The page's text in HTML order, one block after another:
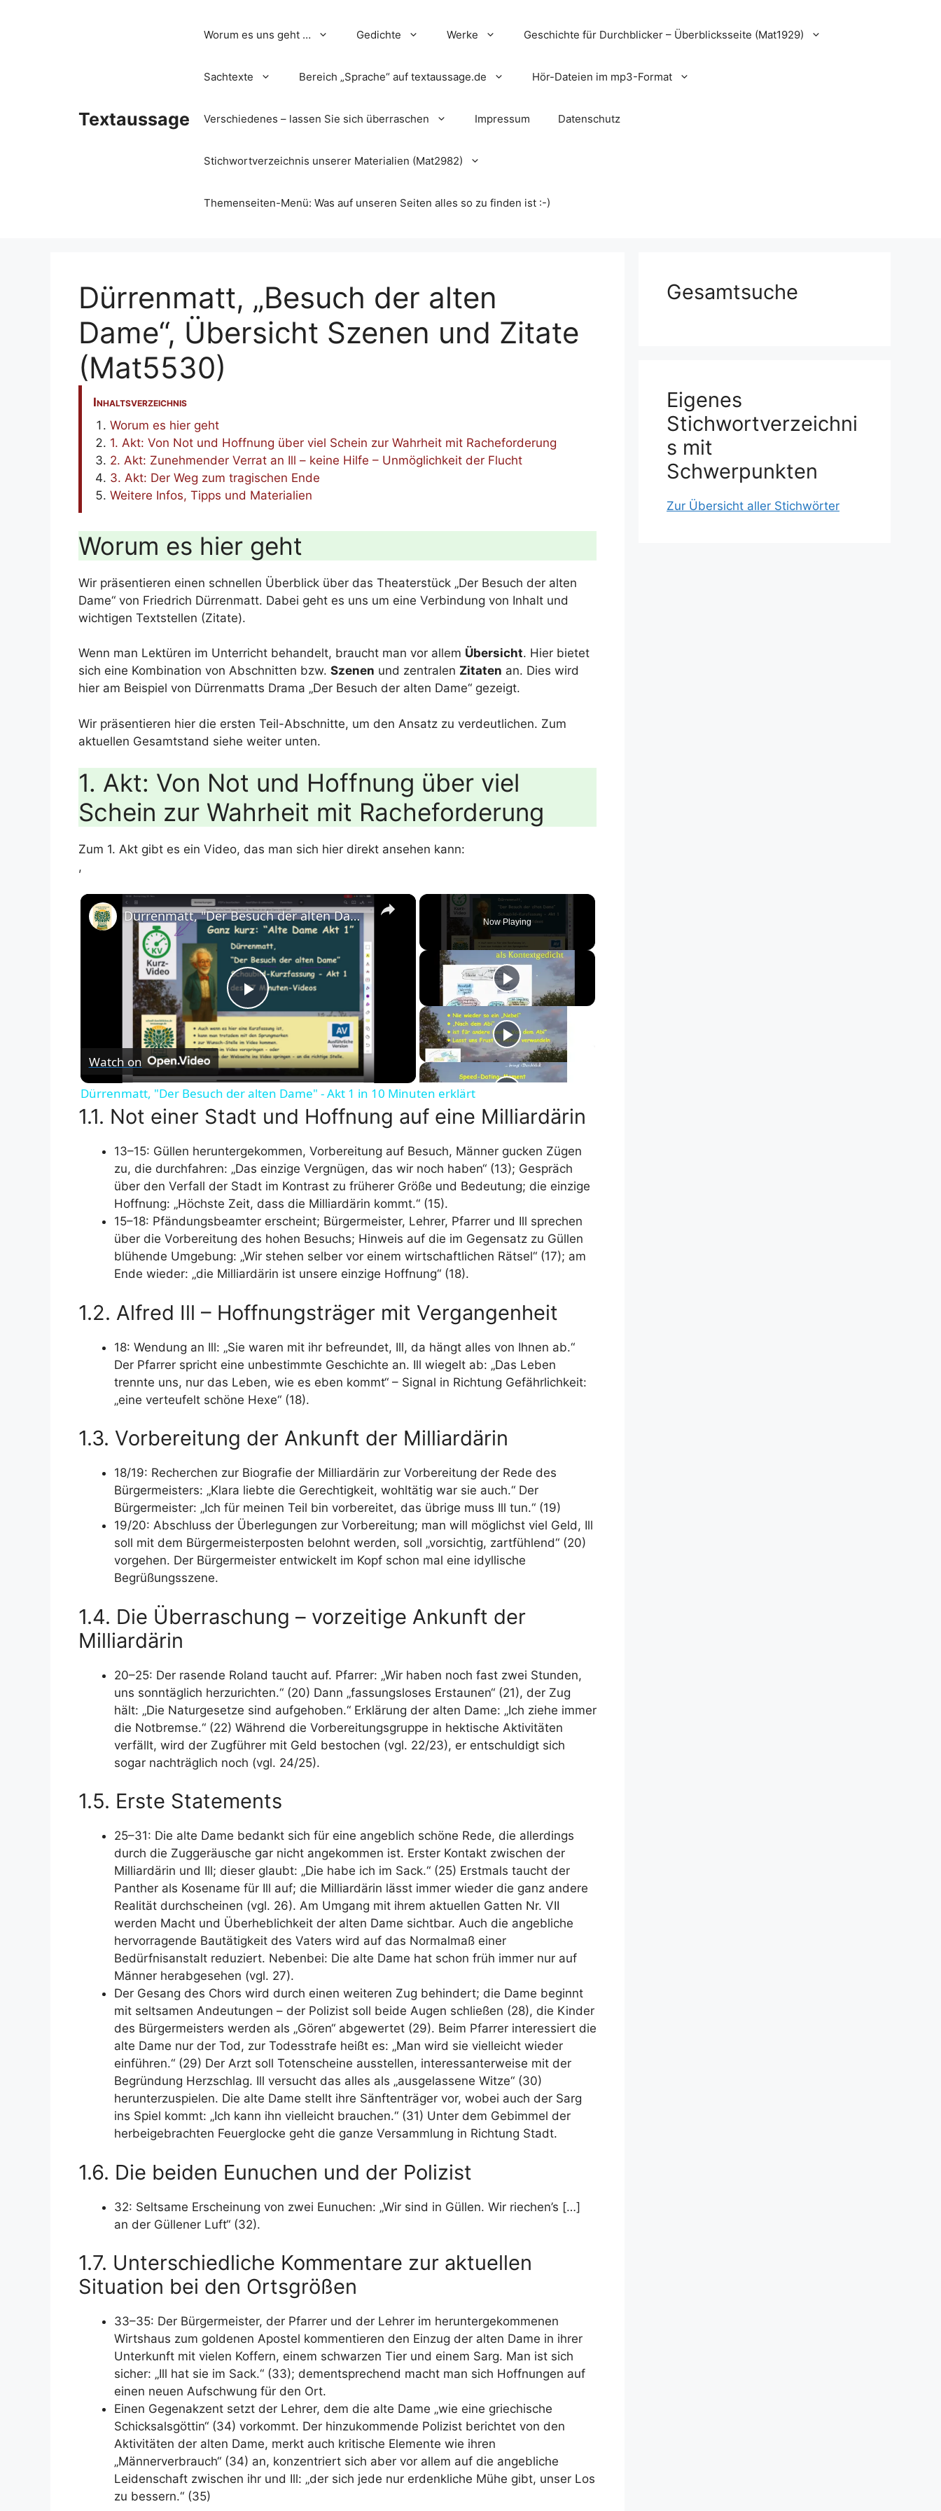
Textaussage
Worum es uns geht … Gedichte Werke Geschichte für Durchblicker – Überblicksseite (Mat1929)
Sachtexte Bereich „Sprache“ auf textaussage.de Hör-Dateien im mp3-Format
Verschiedenes – lassen Sie sich überraschen Impressum Datenschutz
Stichwortverzeichnis unserer Materialien (Mat2982)
Themenseiten-Menü: Was auf unseren Seiten alles so zu finden ist :-)
Dürrenmatt, „Besuch der alten
Dame“, Übersicht Szenen und Zitate
(Mat5530)
Inhaltsverzeichnis
Worum es hier geht
1. Akt: Von Not und Hoffnung über viel Schein zur Wahrheit mit Racheforderung
2. Akt: Zunehmender Verrat an Ill – keine Hilfe – Unmöglichkeit der Flucht
3. Akt: Der Weg zum tragischen Ende
Weitere Infos, Tipps und Materialien
Worum es hier geht
Wir präsentieren einen schnellen Überblick über das Theaterstück „Der Besuch der alten
Dame“ von Friedrich Dürrenmatt. Dabei geht es uns um eine Verbindung von Inhalt und
wichtigen Textstellen (Zitate).
Wenn man Lektüren im Unterricht behandelt, braucht man vor allem Übersicht. Hier bietet
sich eine Kombination von Abschnitten bzw. Szenen und zentralen Zitaten an. Dies wird
hier am Beispiel von Dürrenmatts Drama „Der Besuch der alten Dame“ gezeigt.
Wir präsentieren hier die ersten Teil-Abschnitte, um den Ansatz zu verdeutlichen. Zum
aktuellen Gesamtstand siehe weiter unten.
1. Akt: Von Not und Hoffnung über viel
Schein zur Wahrheit mit Racheforderung
Zum 1. Akt gibt es ein Video, das man sich hier direkt ansehen kann:
,
Now Playing
P
l
a
V
i
d
e
o
Dürrenmatt, "Der Besuch der alten Dame" - Akt 1 in 10 Minuten erklärt
Watch on
Dürrenmatt, "Der Besuch der alten Dame" - Akt 1 in 10 Minuten erklärt
1.1. Not einer Stadt und Hoffnung auf eine Milliardärin
13–15: Güllen heruntergekommen, Vorbereitung auf Besuch, Männer gucken Zügen
zu, die durchfahren: „Das einzige Vergnügen, das wir noch haben“ (13); Gespräch
über den Verfall der Stadt im Kontrast zu früherer Größe und Bedeutung; die einzige
Hoffnung: „Höchste Zeit, dass die Milliardärin kommt.“ (15).
15–18: Pfändungsbeamter erscheint; Bürgermeister, Lehrer, Pfarrer und Ill sprechen
über die Vorbereitung des hohen Besuchs; Hinweis auf die im Gegensatz zu Güllen
blühende Umgebung: „Wir stehen selber vor einem wirtschaftlichen Rätsel“ (17); am
Ende wieder: „die Milliardärin ist unsere einzige Hoffnung“ (18).
1.2. Alfred Ill – Hoffnungsträger mit Vergangenheit
18: Wendung an Ill: „Sie waren mit ihr befreundet, Ill, da hängt alles von Ihnen ab.“
Der Pfarrer spricht eine unbestimmte Geschichte an. Ill wiegelt ab: „Das Leben
trennte uns, nur das Leben, wie es eben kommt“ – Signal in Richtung Gefährlichkeit:
„eine verteufelt schöne Hexe“ (18).
1.3. Vorbereitung der Ankunft der Milliardärin
18/19: Recherchen zur Biografie der Milliardärin zur Vorbereitung der Rede des
Bürgermeisters: „Klara liebte die Gerechtigkeit, wohltätig war sie auch.“ Der
Bürgermeister: „Ich für meinen Teil bin vorbereitet, das übrige muss Ill tun.“ (19)
19/20: Abschluss der Überlegungen zur Vorbereitung; man will möglichst viel Geld, Ill
soll mit dem Bürgermeisterposten belohnt werden, soll „vorsichtig, zartfühlend“ (20)
vorgehen. Der Bürgermeister entwickelt im Kopf schon mal eine idyllische
Begrüßungsszene.
1.4. Die Überraschung – vorzeitige Ankunft der
Milliardärin
20–25: Der rasende Roland taucht auf. Pfarrer: „Wir haben noch fast zwei Stunden,
uns sonntäglich herzurichten.“ (20) Dann „fassungsloses Erstaunen“ (21), der Zug
hält: „Die Naturgesetze sind aufgehoben.“ Erklärung der alten Dame: „Ich ziehe immer
die Notbremse.“ (22) Während die Vorbereitungsgruppe in hektische Aktivitäten
verfällt, wird der Zugführer mit Geld bestochen (vgl. 22/23), er entschuldigt sich
sogar nachträglich noch (vgl. 24/25).
1.5. Erste Statements
25–31: Die alte Dame bedankt sich für eine angeblich schöne Rede, die allerdings
durch die Zuggeräusche gar nicht angekommen ist. Erster Kontakt zwischen der
Milliardärin und Ill; dieser glaubt: „Die habe ich im Sack.“ (25) Erstmals taucht der
Panther als Kosename für Ill auf; die Milliardärin lässt immer wieder die ganz andere
Realität durchscheinen (vgl. 26). Am Umgang mit ihrem aktuellen Gatten Nr. VII
werden Macht und Überheblichkeit der alten Dame sichtbar. Auch die angebliche
hervorragende Bautätigkeit des Vaters wird auf das Normalmaß einer
Bedürfnisanstalt reduziert. Nebenbei: Die alte Dame hat schon früh immer nur auf
Männer herabgesehen (vgl. 27).
Der Gesang des Chors wird durch einen weiteren Zug behindert; die Dame beginnt
mit seltsamen Andeutungen – der Polizist soll beide Augen schließen (28), die Kinder
des Bürgermeisters werden als „Gören“ abgewertet (29). Beim Pfarrer interessiert die
alte Dame nur der Tod, zur Todesstrafe heißt es: „Man wird sie vielleicht wieder
einführen.“ (29) Der Arzt soll Totenscheine ausstellen, interessanterweise mit der
Begründung Herzschlag. Ill versucht das alles als „ausgelassene Witze“ (30)
herunterzuspielen. Die alte Dame stellt ihre Sänftenträger vor, wobei auch der Sarg
ins Spiel kommt: „Ich kann ihn vielleicht brauchen.“ (31) Unter dem Gebimmel der
herbeigebrachten Feuerglocke geht die ganze Versammlung in Richtung Stadt.
1.6. Die beiden Eunuchen und der Polizist
32: Seltsame Erscheinung von zwei Eunuchen: „Wir sind in Güllen. Wir riechen’s […]
an der Güllener Luft“ (32).
1.7. Unterschiedliche Kommentare zur aktuellen
Situation bei den Ortsgrößen
33–35: Der Bürgermeister, der Pfarrer und der Lehrer im heruntergekommenen
Wirtshaus zum goldenen Apostel kommentieren den Einzug der alten Dame in ihrer
Unterkunft mit vielen Koffern, einem schwarzen Tier und einem Sarg. Man ist sich
sicher: „Ill hat sie im Sack.“ (33); dementsprechend macht man sich Hoffnungen auf
einen neuen Aufschwung für den Ort.
Einen Gegenakzent setzt der Lehrer, dem die alte Dame „wie eine griechische
Schicksalsgöttin“ (34) vorkommt. Der hinzukommende Polizist berichtet von den
Aktivitäten der alten Dame, merkt auch kritische Elemente wie ihren
„Männerverbrauch“ (34) an, konzentriert sich aber vor allem auf die angebliche
Leidenschaft zwischen ihr und Ill: „der sich jede nur erdenkliche Mühe gibt, unser Los
zu bessern.“ (35)
Gesamtsuche
Eigenes
Stichwortverzeichni
s mit
Schwerpunkten
Zur Übersicht aller Stichwörter